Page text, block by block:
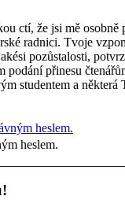
ctí, že jsi mě osobně
radnici. Tvoje
pozůstalosti,
podání přinesu
studentem a některá
heslem.